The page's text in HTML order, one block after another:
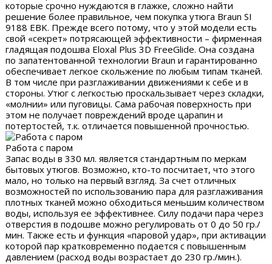
которые срочно нуждаются в глажке, сложно найти
решение более правильное, чем покупка утюга Braun SI
9188 EBK. Прежде всего потому, что у этой модели есть
свой «секрет» потрясающей эффективности – фирменная
гладящая подошва Eloxal Plus 3D FreeGlide. Она создана
по запатентованной технологии Braun и гарантированно
обеспечивает легкое скольжение по любым типам тканей.
В том числе при разглаживании движениями к себе и в
стороны. Утюг с легкостью проскальзывает через складки,
«молнии» или пуговицы. Сама рабочая поверхность при
этом не получает повреждений вроде царапин и
потертостей, т.к. отличается повышенной прочностью.
Работа с паром
Запас воды в 330 мл. является стандартным по меркам
бытовых утюгов. Возможно, кто-то посчитает, что этого
мало, но только на первый взгляд. За счет отличных
возможностей по использованию пара для разглаживания
плотных тканей можно обходиться меньшим количеством
воды, используя ее эффективнее. Силу подачи пара через
отверстия в подошве можно регулировать от 0 до 50 гр./
мин. Также есть и функция «паровой удар», при активации
которой пар кратковременно подается с повышенным
давлением (расход воды возрастает до 230 гр./мин.).